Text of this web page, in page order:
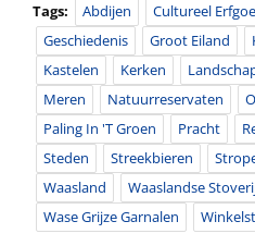
Tags: Abdijen Cultureel
Geschiedenis
Groot Eiland
Kastelen
Kerken
Meren
Natuurreservaten
Paling In 't Groen
Pracht
Steden
Streekbieren
Waasland
Waaslandse
Wase Grijze Garnalen